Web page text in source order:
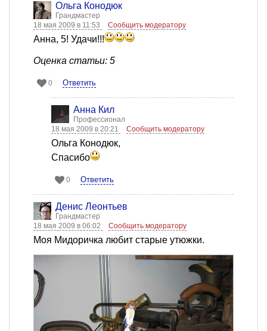
Ольга Конодюк
Грандмастер
18 мая 2009 в 11:53
Сообщить модератору
Анна, 5! Удачи!!!
Оценка статьи: 5
0 Ответить
Анна Кил
Профессионал
18 мая 2009 в 20:21
Сообщить модератору
Ольга Конодюк,
Спасибо
0 Ответить
Денис Леонтьев
Грандмастер
18 мая 2009 в 06:02
Сообщить модератору
Моя Мидоричка любит старые утюжки.